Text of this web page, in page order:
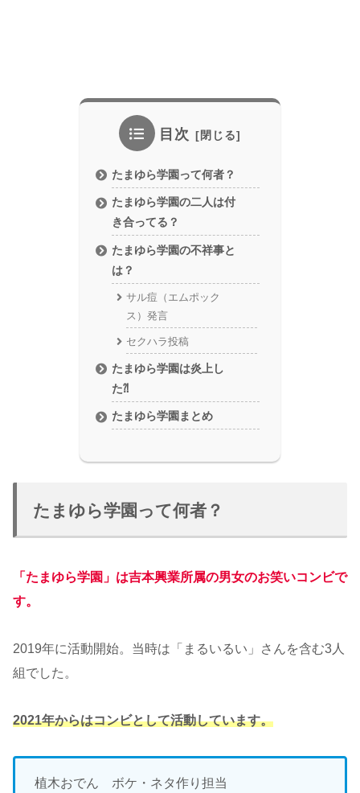
目次
たまゆら学園って何者？
たまゆら学園の二人は付
き合ってる？
たまゆら学園の不祥事と
は？
サル痘（エムポック
ス）発言
セクハラ投稿
たまゆら学園は炎上し
た⁈
たまゆら学園まとめ
たまゆら学園って何者？
「たまゆら学園」は吉本興業所属の男女のお笑いコンビで
す。
2019年に活動開始。当時は「まるいるい」さんを含む3人
組でした。
2021年からはコンビとして活動しています。
植木おでん ボケ・ネタ作り担当